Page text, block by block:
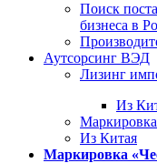
Поиск
бизнеса в
Аутсорсинг ВЭД
Лизинг
Из
Из Китая
Маркировка